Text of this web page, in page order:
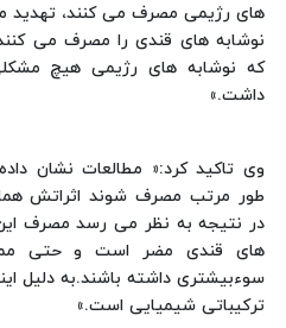
های رژیمی مصرف می کنند، تهدید
نوشابه های قندی را مصرف می کنند
که نوشابه های رژیمی هیچ
داشت.»
وی تاکید کرد:« مطالعات نشان
طور مرتب مصرف شوند اثراتش
در نتیجه به نظر می رسد مصرف این
های قندی مضر است و حتی
سوء‌بیشتری داشته باشند.به دلیل
ترکیباتی شیمیایی است.»